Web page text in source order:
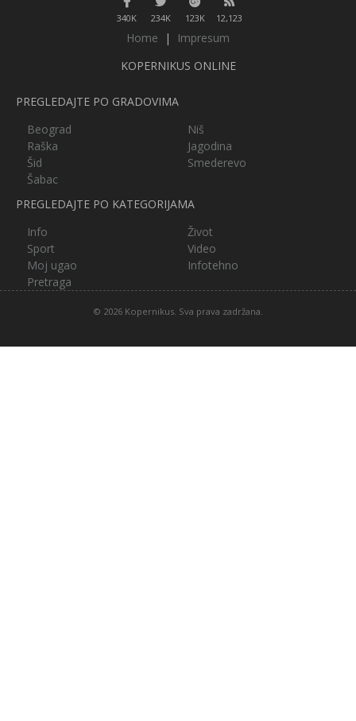
340K 234K 123K 12,123
Home |
Impresum
KOPERNIKUS ONLINE
PREGLEDAJTE PO GRADOVIMA
Beograd
Niš
Raška
Jagodina
Šid
Smederevo
Šabac
PREGLEDAJTE PO KATEGORIJAMA
Info
Život
Sport
Video
Moj ugao
Infotehno
Pretraga
© 2026 Kopernikus. Sva prava zadržana.